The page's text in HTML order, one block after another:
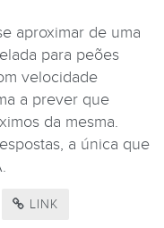
aproximar de uma
para peões
velocidade
a prever que
da mesma.
a única que
LINK